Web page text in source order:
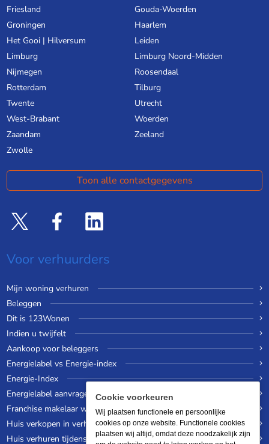
Friesland
Gouda-Woerden
Groningen
Haarlem
Het Gooi | Hilversum
Leiden
Limburg
Limburg Noord-Midden
Nijmegen
Roosendaal
Rotterdam
Tilburg
Twente
Utrecht
West-Brabant
Woerden
Zaandam
Zeeland
Zwolle
Toon alle contactgegevens
Voor verhuurders
Mijn woning verhuren
Beleggen
Dit is 123Wonen
Indien u twijfelt
Aankoop voor beleggers
Energielabel vs Energie-index
Energie-Index
Energielabel aanvragen
Franchise makelaar worden
Huis verkopen in verhuurde staat
Huis verhuren tijdens een wereldreis
Cookie voorkeuren
Wij plaatsen functionele en persoonlijke
cookies op onze website. Functionele cookies
plaatsen wij altijd, omdat deze noodzakelijk zijn